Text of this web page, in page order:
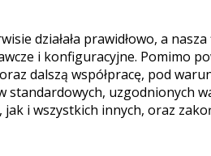
działała prawidłowo, a
i konfiguracyjne. Pomimo
dalszą współpracę, pod
standardowych, uzgodnionych
jak i wszystkich innych, oraz